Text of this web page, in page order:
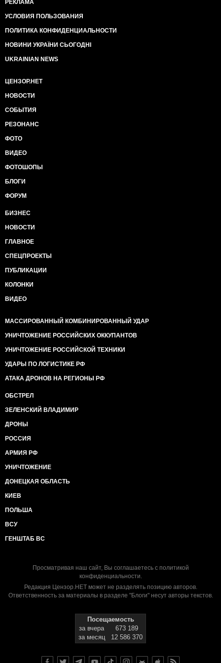
еХРЕНовы и т.п. рыгоскоты теряют от 80 до 100%
своих активов, повторюсь, БЕЗ КАКИХ-ЛИБО
КОМПЕНСАЦИЙ со стороны государства, а их
акции (всяких СКМ-ов, "холдингов" и т.п. "рогов и
стремительно бегут к "НУЛЮ".
синедупым рыгоскотским корешам???
Или, может, проще "Небесные сотни" считать?
"возмущения", "озабоченности"?
РЕКЛАМА
УСЛОВИЯ ПОЛЬЗОВАНИЯ
ПОЛИТИКА КОНФИДЕНЦИАЛЬНОСТИ
НОВИНИ УКРАЇНИ СЬОГОДНІ
UKRAINIAN NEWS
ЦЕНЗОР.НЕТ
НОВОСТИ
СОБЫТИЯ
РЕЗОНАНС
ФОТО
ВИДЕО
ФОТОШОПЫ
БЛОГИ
ФОРУМ
БИЗНЕС
НОВОСТИ
ГЛАВНОЕ
СПЕЦПРОЕКТЫ
ПУБЛИКАЦИИ
КОЛОНКИ
ВИДЕО
МАССИРОВАННЫЙ КОМБИНИРОВАННЫЙ УДАР
УНИЧТОЖЕНИЕ РОССИЙСКИХ ОККУПАНТОВ
УНИЧТОЖЕНИЕ РОССИЙСКОЙ ТЕХНИКИ
УДАРЫ ПО ЛОГИСТИКЕ РФ
АТАКА ДРОНОВ НА РЕГИОНЫ РФ
ОБСТРЕЛ
ЗЕЛЕНСКИЙ ВЛАДИМИР
ДРОНЫ
РОССИЯ
АРМИЯ РФ
УНИЧТОЖЕНИЕ
ДОНЕЦКАЯ ОБЛАСТЬ
КИЕВ
ПОЛЬША
ВСУ
ГЕНШТАБ ВС
Просматривая наш сайт, Вы соглашаетесь с политикой
конфиденциальности.
Редакция Цензор.НЕТ может не разделять позицию авторов.
Ответственность за материалы в разделе "Блоги" несут авторы текстов.
Посещаемость
за вчера
673 189
за месяц
12 586 370